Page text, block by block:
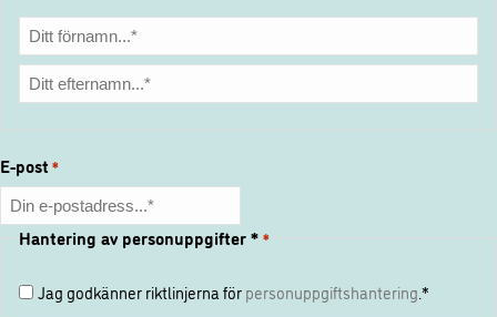
Förnamn
E-post *
Hantering av personuppgifter * *
Jag godkänner riktlinjerna förpersonuppgiftshantering.*